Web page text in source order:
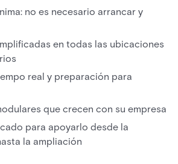
no es necesario arrancar y
en todas las ubicaciones
real y preparación para
que crecen con su empresa
para apoyarlo desde la
la ampliación